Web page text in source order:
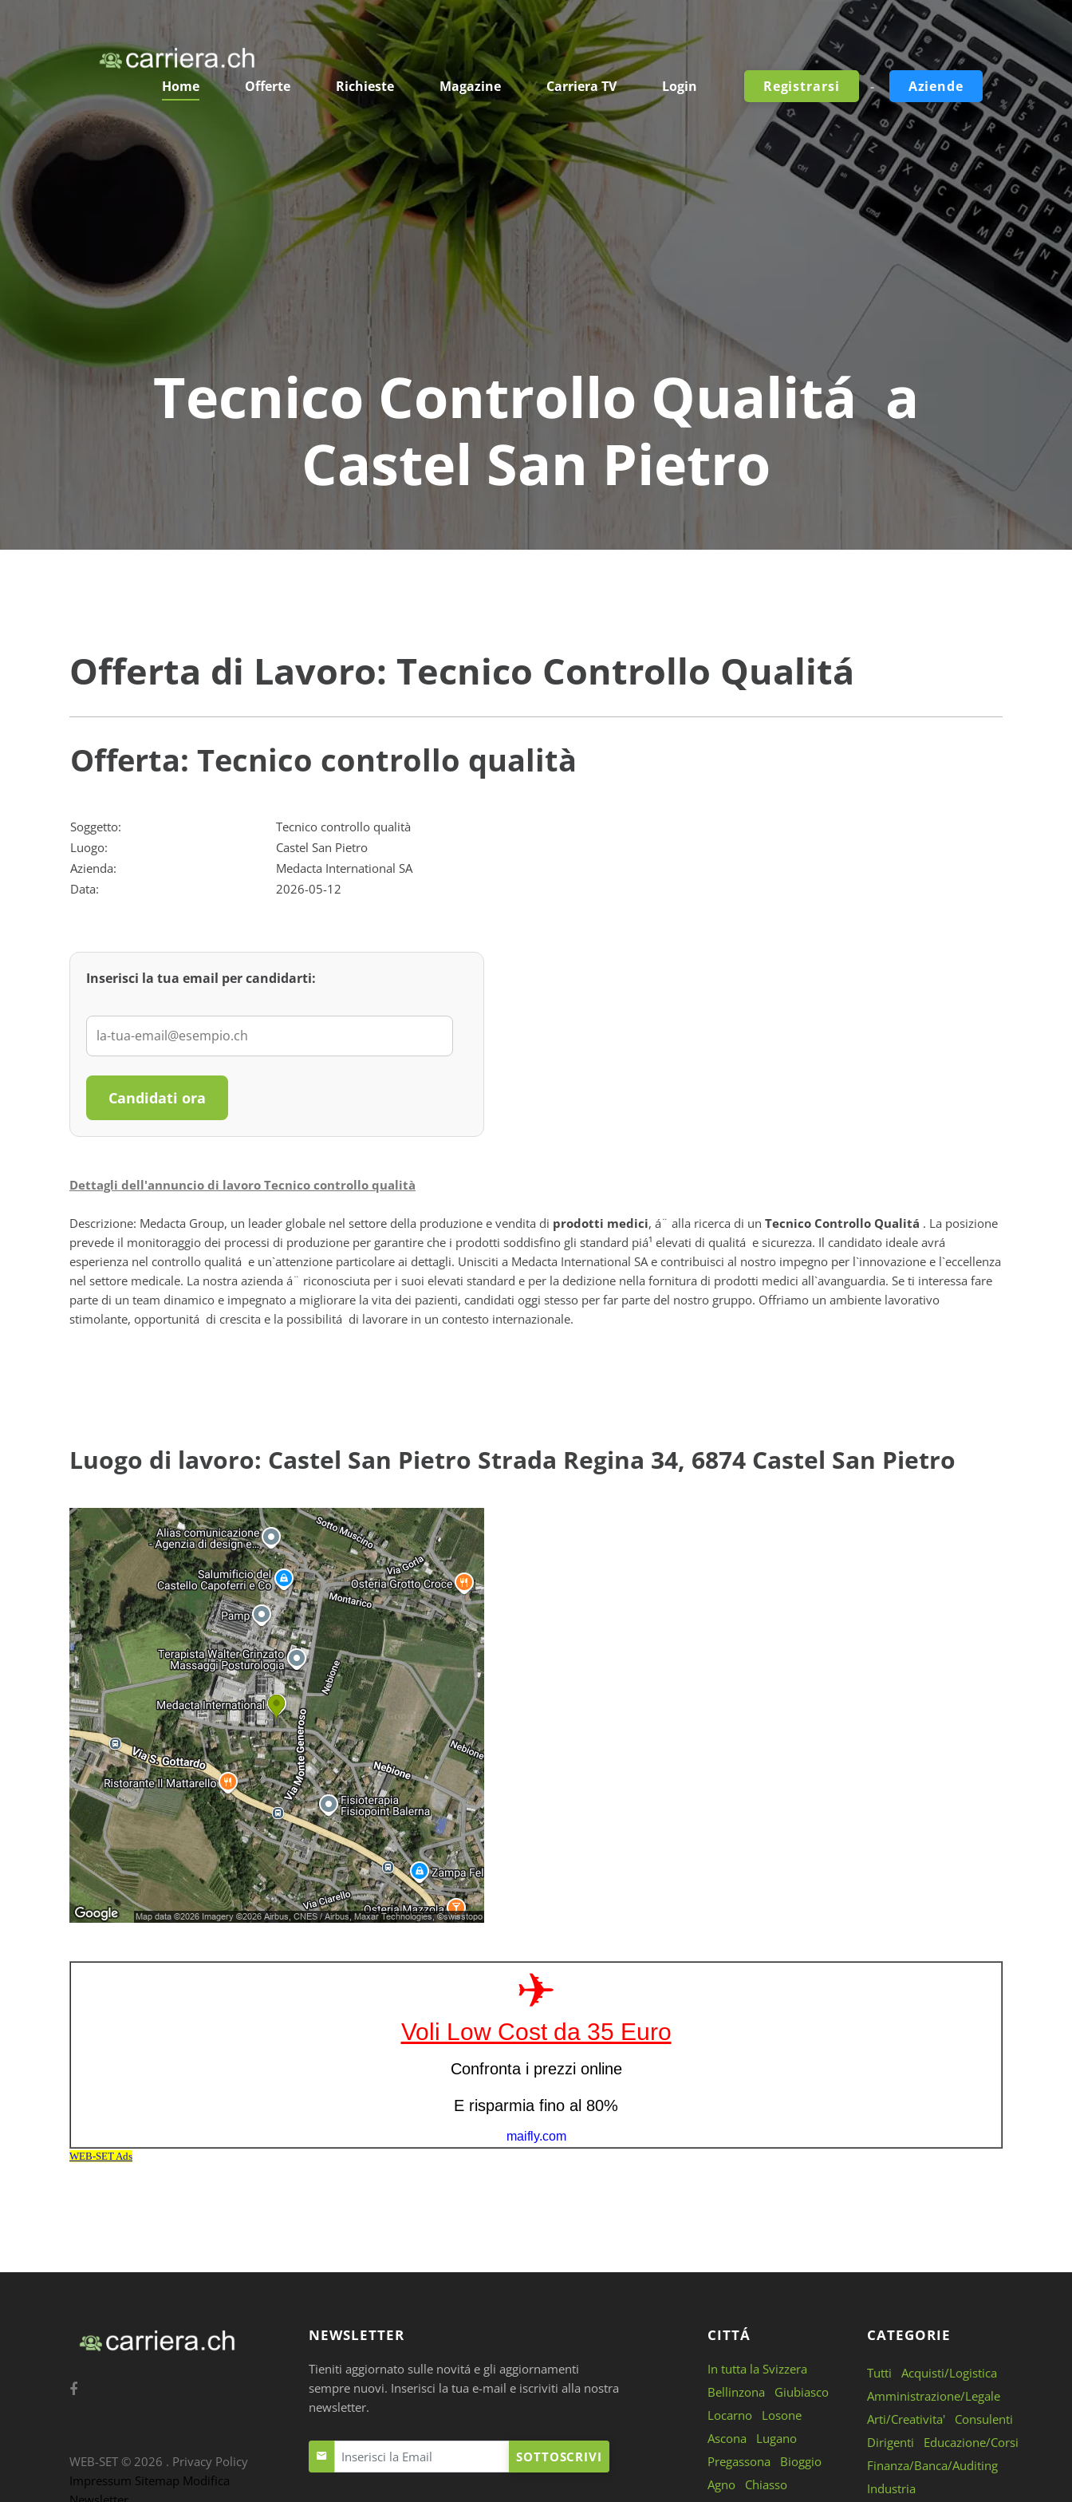
Home Offerte Richieste Magazine Carriera TV Login Registrarsi - Aziende
Tecnico Controllo Qualitá a
Castel San Pietro
Offerta di Lavoro: Tecnico Controllo Qualitá
Offerta: Tecnico controllo qualità
Soggetto:
Tecnico controllo qualità
Luogo:
Castel San Pietro
Azienda:
Medacta International SA
Data:
2026-05-12
Inserisci la tua email per candidarti:
Candidati ora
Dettagli dell'annuncio di lavoro Tecnico controllo qualità
Descrizione: Medacta Group, un leader globale nel settore della produzione e vendita di prodotti medici, á¨ alla ricerca di un Tecnico Controllo Qualitá . La posizione
prevede il monitoraggio dei processi di produzione per garantire che i prodotti soddisfino gli standard piá¹ elevati di qualitá e sicurezza. Il candidato ideale avrá
esperienza nel controllo qualitá e un`attenzione particolare ai dettagli. Unisciti a Medacta International SA e contribuisci al nostro impegno per l`innovazione e l`eccellenza
nel settore medicale. La nostra azienda á¨ riconosciuta per i suoi elevati standard e per la dedizione nella fornitura di prodotti medici all`avanguardia. Se ti interessa fare
parte di un team dinamico e impegnato a migliorare la vita dei pazienti, candidati oggi stesso per far parte del nostro gruppo. Offriamo un ambiente lavorativo
stimolante, opportunitá di crescita e la possibilitá di lavorare in un contesto internazionale.
Luogo di lavoro: Castel San Pietro Strada Regina 34, 6874 Castel San Pietro
NEWSLETTER
Tieniti aggiornato sulle novitá e gli aggiornamenti
sempre nuovi. Inserisci la tua e-mail e iscriviti alla nostra
newsletter.
SOTTOSCRIVI
CITTÁ
In tutta la Svizzera
Bellinzona
Giubiasco
Locarno
Losone
Ascona
Lugano
Pregassona
Bioggio
Agno
Chiasso
CATEGORIE
Tutti
Acquisti/Logistica
Amministrazione/Legale
Arti/Creativita'
Consulenti
Dirigenti
Educazione/Corsi
Finanza/Banca/Auditing
Industria
WEB-SET © 2026 . Privacy Policy
Impressum Sitemap Modifica